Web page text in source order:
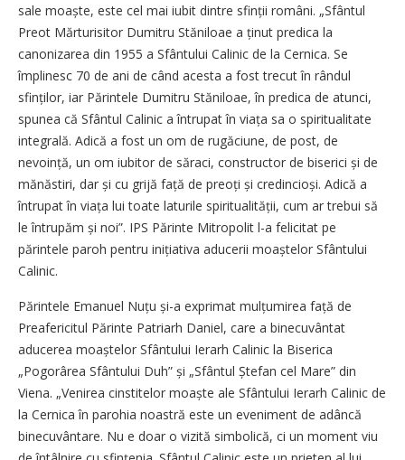
sale moaște, este cel mai iubit dintre sfinții români. „Sfântul
Preot Mărturisitor Dumitru Stăniloae a ținut predica la
canonizarea din 1955 a Sfântului Calinic de la Cernica. Se
împlinesc 70 de ani de când acesta a fost trecut în rândul
sfinților, iar Părintele Dumitru Stăniloae, în predica de atunci,
spunea că Sfântul Calinic a întrupat în viața sa o spiritualitate
integrală. Adică a fost un om de rugăciune, de post, de
nevoință, un om iubitor de săraci, constructor de biserici și de
mănăstiri, dar și cu grijă față de preoți și credincioși. Adică a
întrupat în viața lui toate laturile spiritua­lității, cum ar trebui să
le întrupăm și noi”. IPS Părinte Mitropolit l-a felicitat pe
părintele paroh pentru inițiativa aducerii moaștelor Sfântului
Calinic.
Părintele Emanuel Nuțu și-a exprimat mulțumirea față de
Preafericitul Părinte Patriarh Daniel, care a binecuvântat
aducerea moaștelor Sfântului Ierarh Calinic la Biserica
„Pogorârea Sfântului Duh” și „Sfântul Ștefan cel Mare” din
Viena. „Venirea cinstitelor moaște ale Sfântului Ierarh Calinic de
la Cernica în parohia noastră este un eveniment de adâncă
binecuvântare. Nu e doar o vizită simbolică, ci un moment viu